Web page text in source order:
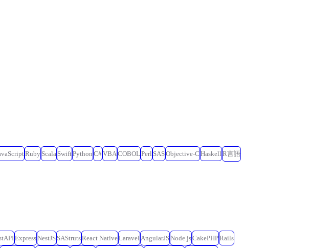
Ruby Scala SwiftPython C#VBACOBOL Perl SASObjective-C Haskell R言語
ExpressNestJS SAStrutsReact NativeLaravel AngularJSNode.jsCakePHPRails